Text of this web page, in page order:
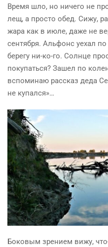
Время шло, но ничего не
лещ, а просто обед. Сижу,
жара как в июле, даже не
сентября. Альфонс уехал
берегу ни-ко-го. Солнце
покупаться? Зашел по
вспоминаю рассказ деда
не купался»…
Боковым зрением вижу,